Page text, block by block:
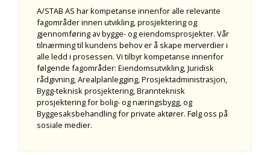
A/STAB AS har kompetanse innenfor alle relevante
fagområder innen utvikling, prosjektering og
gjennomføring av bygge- og eiendomsprosjekter. Vår
tilnærming til kundens behov er å skape merverdier i
alle ledd i prosessen. Vi tilbyr kompetanse innenfor
følgende fagområder: Eiendomsutvikling, Juridisk
rådgivning, Arealplanlegging, Prosjektadministrasjon,
Bygg-teknisk prosjektering, Brannteknisk
prosjektering for bolig- og næringsbygg, og
Byggesaksbehandling for private aktører. Følg oss på
sosiale medier.